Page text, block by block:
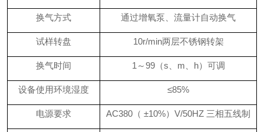
换气方式 通过增氧泵、流量计自动换气
试样转盘 10r/min两层不锈钢转架
换气时间 1～99（s、m、h）可调
设备使用环境湿度 ≤85%
电源要求 AC380（ ±10%）V/50HZ 三相五线制